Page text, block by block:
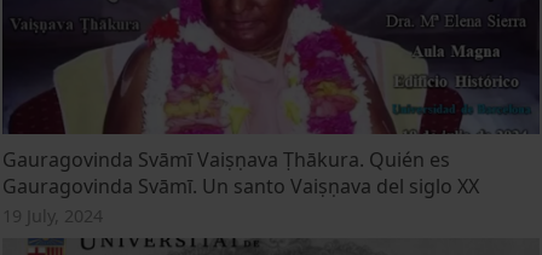
Gauragovinda Svāmī Vaiṣṇava Ṭhākura. Quién es
Gauragovinda Svāmī. Un santo Vaiṣṇava del siglo XX
19 July, 2024